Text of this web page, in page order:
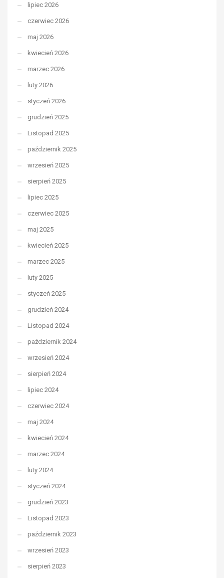
lipiec 2026
czerwiec 2026
maj 2026
kwiecień 2026
marzec 2026
luty 2026
styczeń 2026
grudzień 2025
Listopad 2025
październik 2025
wrzesień 2025
sierpień 2025
lipiec 2025
czerwiec 2025
maj 2025
kwiecień 2025
marzec 2025
luty 2025
styczeń 2025
grudzień 2024
Listopad 2024
październik 2024
wrzesień 2024
sierpień 2024
lipiec 2024
czerwiec 2024
maj 2024
kwiecień 2024
marzec 2024
luty 2024
styczeń 2024
grudzień 2023
Listopad 2023
październik 2023
wrzesień 2023
sierpień 2023